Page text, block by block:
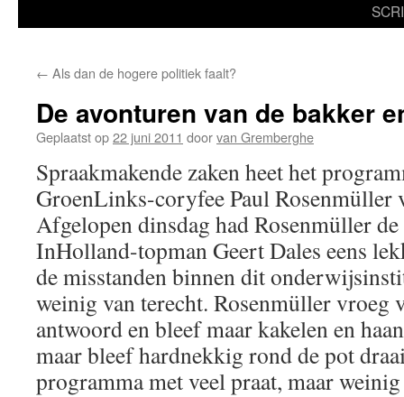
← Als dan de hogere politiek faalt?
De avonturen van de bakker
Geplaatst op22 juni 2011 doorvan Gremberghe
Spraakmakende zaken heet het
GroenLinks-coryfee Paul Rosenmüller
Afgelopen dinsdag had Rosenmüller
InHolland-topman Geert Dales eens
de misstanden binnen dit
weinig van terecht. Rosenmüller vroeg
antwoord en bleef maar kakelen en
maar bleef hardnekkig rond de pot
programma met veel praat, maar